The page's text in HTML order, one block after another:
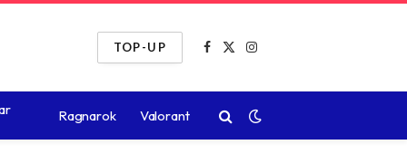
TOP-UP
Facebook
X
Instagram
Ragnarok Valorant